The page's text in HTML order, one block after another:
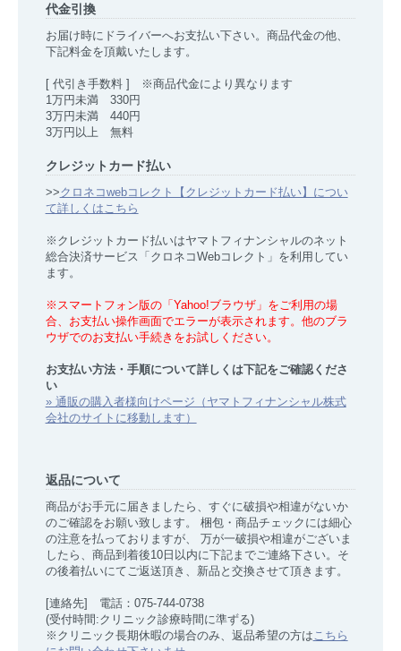
代金引換
お届け時にドライバーへお支払い下さい。商品代金の他、
下記料金を頂戴いたします。
[ 代引き手数料 ] ※商品代金により異なります
1万円未満 330円
3万円未満 440円
3万円以上 無料
クレジットカード払い
>>クロネコwebコレクト【クレジットカード払い】につい
て詳しくはこちら
※クレジットカード払いはヤマトフィナンシャルのネット
総合決済サービス「クロネコWebコレクト」を利用してい
ます。
※スマートフォン版の「Yahoo!ブラウザ」をご利用の場
合、お支払い操作画面でエラーが表示されます。他のブラ
ウザでのお支払い手続きをお試しください。
お支払い方法・手順について詳しくは下記をご確認くださ
い
» 通販の購入者様向けページ（ヤマトフィナンシャル株式
会社のサイトに移動します）
返品について
商品がお手元に届きましたら、すぐに破損や相違がないか
のご確認をお願い致します。 梱包・商品チェックには細心
の注意を払っておりますが、 万が一破損や相違がございま
したら、商品到着後10日以内に下記までご連絡下さい。そ
の後着払いにてご返送頂き、新品と交換させて頂きます。
[連絡先] 電話：075-744-0738
(受付時間:クリニック診療時間に準ずる)
※クリニック長期休暇の場合のみ、返品希望の方はこちら